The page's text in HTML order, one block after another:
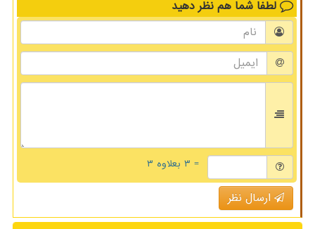
لطفا شما هم نظر دهید
= ۳ بعلاوه ۳
ارسال نظر